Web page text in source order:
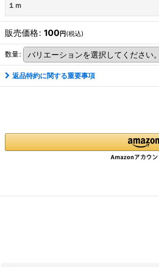
１ｍ
販売価格: 100円(税込)
数量:
返品特約に関する重要事項